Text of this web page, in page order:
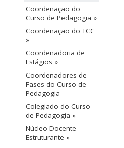
Coordenação do
Curso de Pedagogia »
Coordenação do TCC
»
Coordenadoria de
Estágios »
Coordenadores de
Fases do Curso de
Pedagogia
Colegiado do Curso
de Pedagogia »
Núcleo Docente
Estruturante »